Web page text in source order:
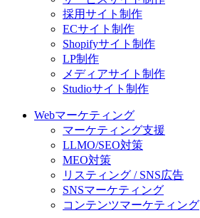
採用サイト制作
ECサイト制作
Shopifyサイト制作
LP制作
メディアサイト制作
Studioサイト制作
Webマーケティング
マーケティング支援
LLMO/SEO対策
MEO対策
リスティング / SNS広告
SNSマーケティング
コンテンツマーケティング